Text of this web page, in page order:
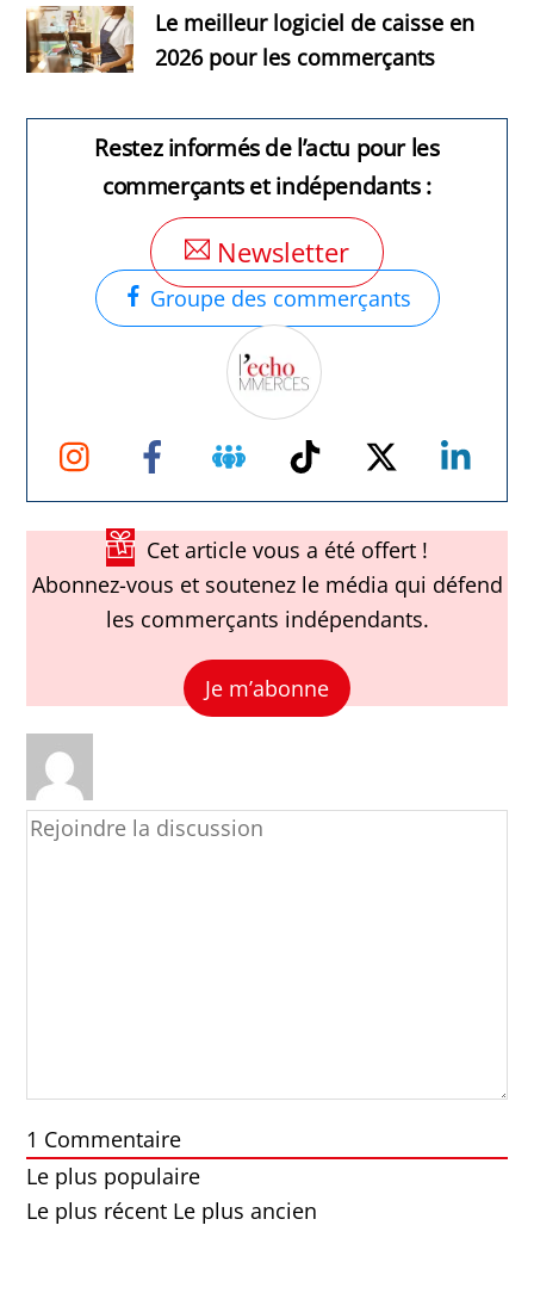
Le meilleur logiciel de caisse en
2026 pour les commerçants
Restez informés de l’actu pour les
commerçants et indépendants :
Newsletter
Groupe des commerçants
Instagram Facebook Groupe
Facebook
TikTok Twitter
Cet article vous a été offert !
Abonnez-vous et soutenez le média qui défend
les commerçants indépendants.
Je m’abonne
1 Commentaire
Le plus populaire
Le plus récent Le plus ancien